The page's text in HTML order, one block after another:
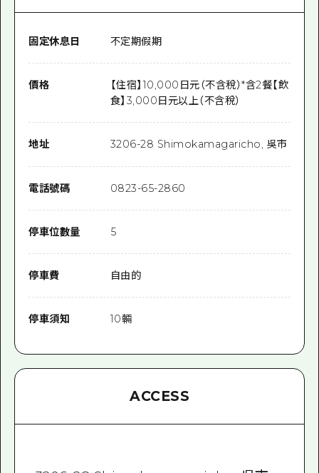
固定休息日 不定期假期
價格
【住宿】10,000日元（不含稅）*含2餐【飲
食】3,000日元以上（不含稅）
地址 3206-28 Shimokamagaricho, 吳市
電話號碼 0823-65-2860
停車位數量 5
停車費 自由的
停車須知 10輛
ACCESS